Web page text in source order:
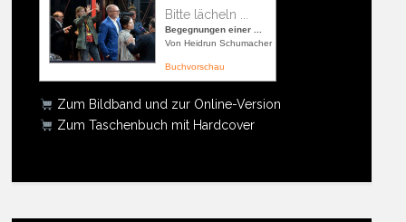
Bitte lächeln ...
Begegnungen einer ...
Von Heidrun Schumacher
Buchvorschau
Zum Bildband und zur Online-Version
Zum Taschenbuch mit Hardcover